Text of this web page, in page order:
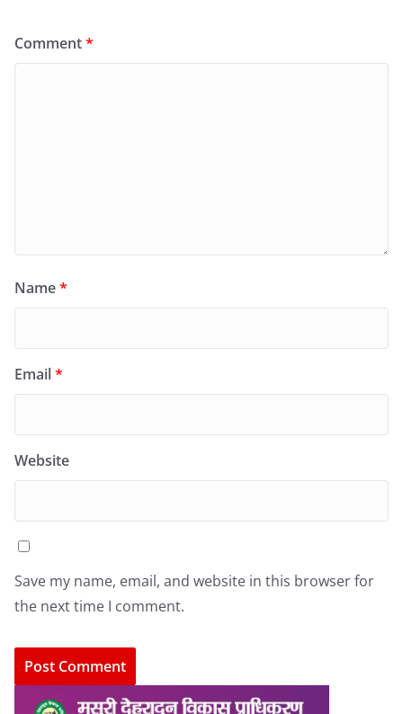
Comment*
Name*
Email*
Website
Save my name, email, and website in this browser for
the next time I comment.